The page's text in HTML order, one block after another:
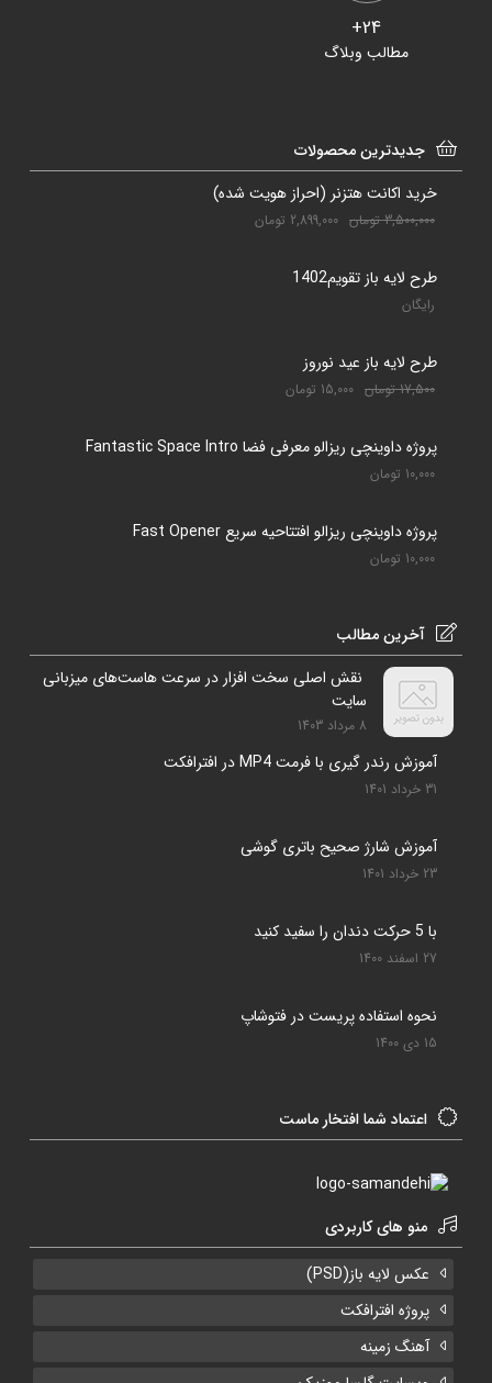
24+
مطالب وبلاگ
جدیدترین محصولات
خرید اکانت هتزنر (احراز هویت شده)
3,500,000 تومان 2,899,000 تومان
طرح لایه باز تقویم1402
رایگان
طرح لایه باز عید نوروز
17,500 تومان 15,000 تومان
پروژه داوینچی ریزالو معرفی فضا Fantastic Space Intro
10,000 تومان
پروژه داوینچی ریزالو افتتاحیه سریع Fast Opener
10,000 تومان
آخرین مطالب
نقش اصلی سخت افزار در سرعت هاست‌های میزبانی
سایت
8 مرداد 1403
آموزش رندر گیری با فرمت MP4 در افترافکت
31 خرداد 1401
آموزش شارژ صحیح باتری گوشی
23 خرداد 1401
با 5 حرکت دندان را سفید کنید
27 اسفند 1400
نحوه استفاده پریست در فتوشاپ
15 دی 1400
اعتماد شما افتخار ماست
منو های کاربردی
عکس لایه باز(PSD)
پروژه افترافکت
آهنگ زمینه